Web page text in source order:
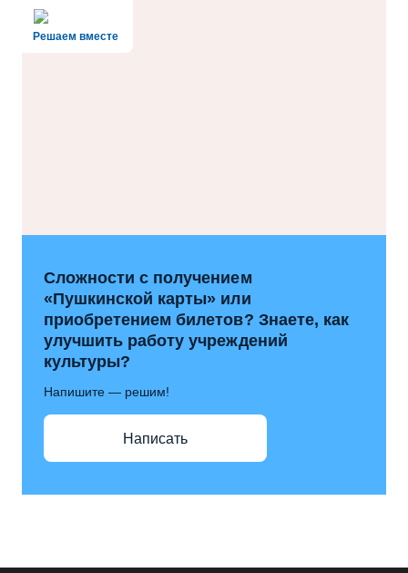
Решаем вместе
Сложности с получением
«Пушкинской карты» или
приобретением билетов? Знаете, как
улучшить работу учреждений
культуры?
Напишите — решим!
Написать